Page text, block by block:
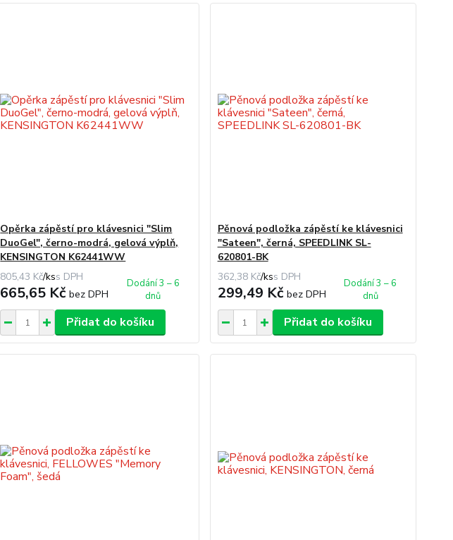
Opěrka zápěstí pro klávesnici "Slim
DuoGel", černo-modrá, gelová výplň,
KENSINGTON K62441WW
805,43 Kč/ks
665,65 Kčbez DPH
Dodání 3 – 6
dnů
Přidat do košíku
Pěnová podložka zápěstí ke klávesnici
"Sateen", černá, SPEEDLINK SL-
620801-BK
362,38 Kč/ks
299,49 Kč bez DPH
Dodání 3 – 6
dnů
Přidat do košíku